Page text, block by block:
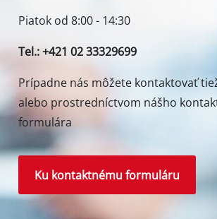
Piatok od 8:00 - 14:30
Tel.: +421 02 33329699
Prípadne nás môžete kontaktovať
alebo prostredníctvom nášho
formulára
Ku kontaktnému formuláru